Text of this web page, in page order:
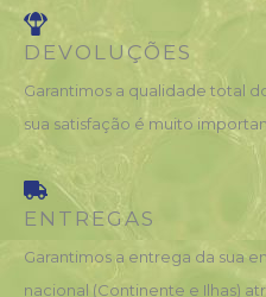
DEVOLUÇÕES
Garantimos a qualidade total
sua satisfação é muito
ENTREGAS
Garantimos a entrega da sua
nacional (Continente e Ilhas)